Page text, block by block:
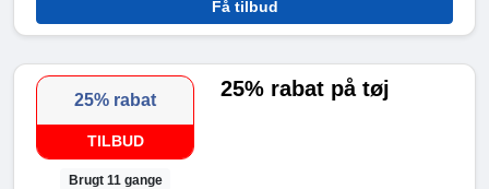
Få tilbud
25% rabat
TILBUD
Brugt 11 gange
25% rabat på tøj